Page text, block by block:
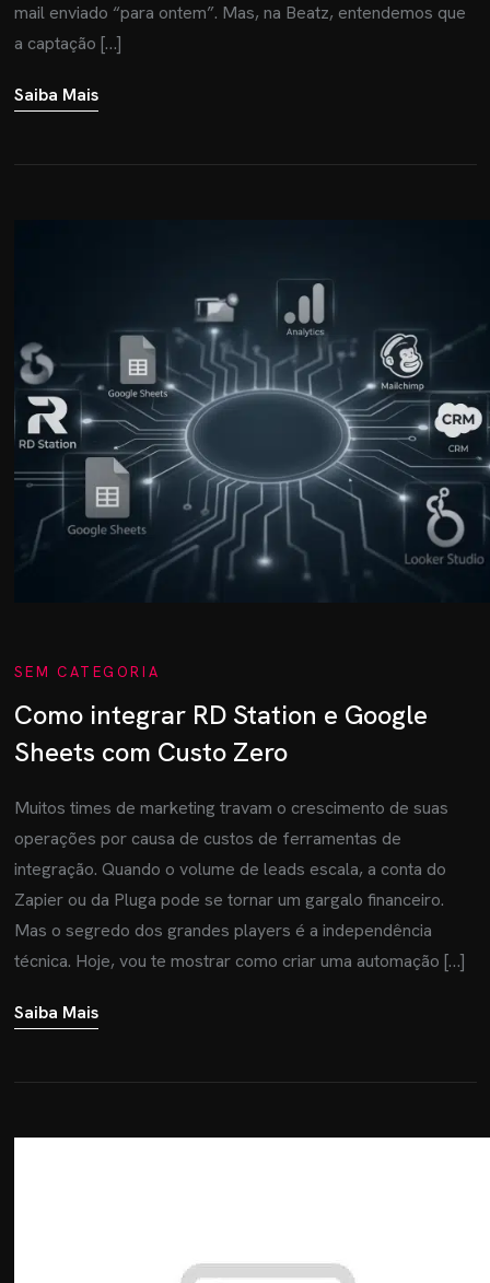
mail enviado “para ontem”. Mas, na Beatz, entendemos que
a captação […]
Saiba Mais
SEM CATEGORIA
Como integrar RD Station e Google
Sheets com Custo Zero
Muitos times de marketing travam o crescimento de suas
operações por causa de custos de ferramentas de
integração. Quando o volume de leads escala, a conta do
Zapier ou da Pluga pode se tornar um gargalo financeiro.
Mas o segredo dos grandes players é a independência
técnica. Hoje, vou te mostrar como criar uma automação […]
Saiba Mais